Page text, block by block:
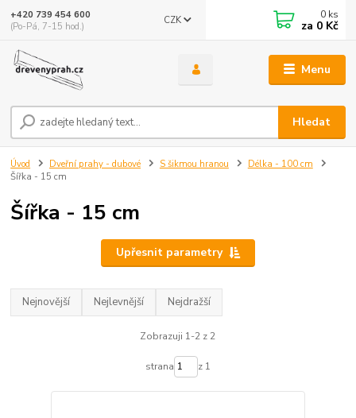
Menu
CZK
Hledat
+420 739 454 600
(Po-Pá, 7-15 hod.)
0 ks
za 0 Kč
Úvod Dveřní prahy - dubové S šikmou hranou
Délka - 100 cm
Šířka - 15 cm
Šířka - 15 cm
Upřesnit parametry
Nejnovější Nejlevnější Nejdražší
Zobrazuji 1-2 z 2
strana z 1